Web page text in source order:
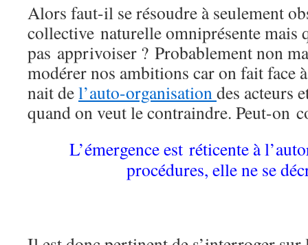
Alors faut-il se résoudre à seulement
collective naturelle omniprésente mais
pas apprivoiser ? Probablement non
modérer nos ambitions car on fait face
nait del’auto-organisationdes acteurs
quand on veut le contraindre. Peut-on
L’émergence est réticente à
procédures, elle ne se